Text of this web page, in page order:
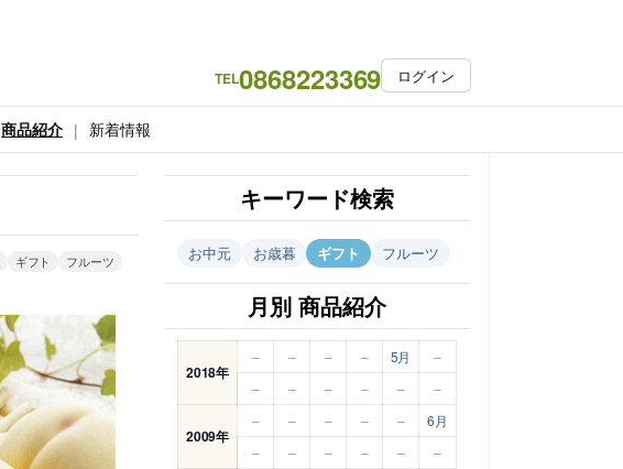
TEL0868223369 ログイン
商品紹介 新着情報
ギフト フルーツ
キーワード検索
お中元 お歳暮 ギフト フルーツ
月別 商品紹介
2018年
– – – – 5月
–
–
– – – – –
2009年
– – – – –
6月
–
– – – – –